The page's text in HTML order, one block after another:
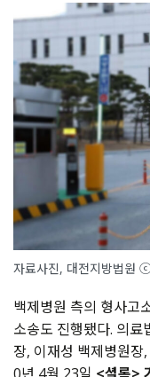
자료사진, 대전지방법원
백제병원 측의 형사고
소송도 진행됐다. 의
장, 이재성 백제병원